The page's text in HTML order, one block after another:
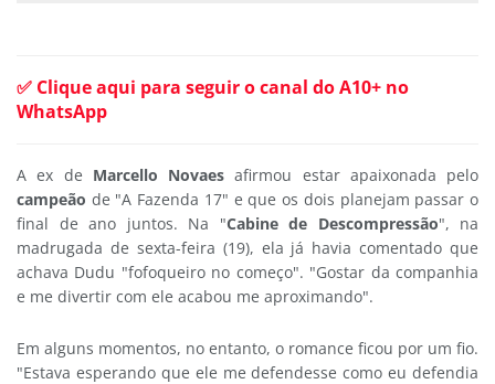
✅ Clique aqui para seguir o canal do A10+ no
WhatsApp
A ex de Marcello Novaes afirmou estar apaixonada pelo
campeão de "A Fazenda 17" e que os dois planejam passar o
final de ano juntos. Na "Cabine de Descompressão", na
madrugada de sexta-feira (19), ela já havia comentado que
achava Dudu "fofoqueiro no começo". "Gostar da companhia
e me divertir com ele acabou me aproximando".
Em alguns momentos, no entanto, o romance ficou por um fio.
"Estava esperando que ele me defendesse como eu defendia